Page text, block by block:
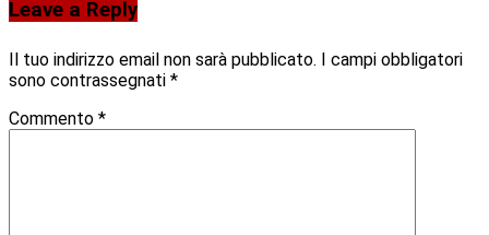
Leave a Reply
Il tuo indirizzo email non sarà pubblicato. I campi obbligatori
sono contrassegnati *
Commento *